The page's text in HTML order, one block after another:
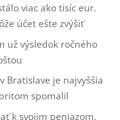
viac ako tisíc eur.
účet ešte zvýšiť
už výsledok ročného
Bratislave je najvyššia
spomalil
k svojim peniazom.